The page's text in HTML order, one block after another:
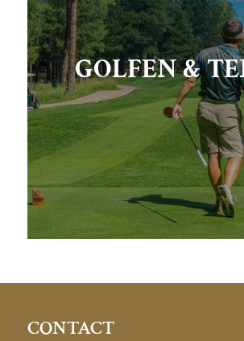
GOLFEN &
CONTACT